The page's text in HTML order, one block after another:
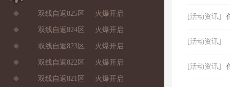
双线自返825区 火爆开启
双线自返824区 火爆开启
双线自返823区 火爆开启
双线自返822区 火爆开启
双线自返821区 火爆开启
[活动资讯]
[活动资讯]
[活动资讯]